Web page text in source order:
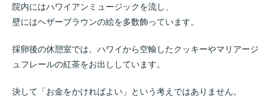
院内にはハワイアンミュージックを流し、
壁にはヘザーブラウンの絵を多数飾っています。
採卵後の休憩室では、ハワイから空輸したクッキーやマリアージ
ュフレールの紅茶をお出ししています。
決して「お金をかければよい」という考えではありません。